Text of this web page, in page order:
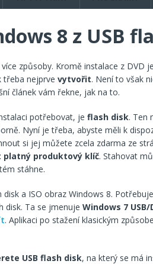
8 z USB
způsoby. Kromě instalace z DVD
třeba nejprve vytvořit. Není to však
článek vám řekne, jak na to.
potřebovat, je flash disk. Ten
Nyní je třeba, abyste měli k
si jej můžete zcela zdarma ze
produktový klíč. Stahovat
stáhne.
a ISO obraz Windows 8.
disk. Ta se jmenuje Windows 7
. Aplikaci po stažení klasickým
USB flash disk, na který se má